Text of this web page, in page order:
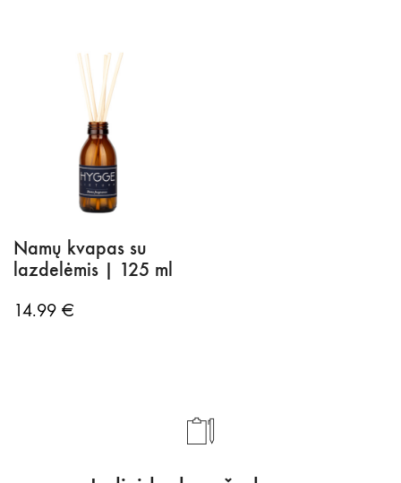
Namų kvapas su
lazdelėmis | 125 ml
14.99 €